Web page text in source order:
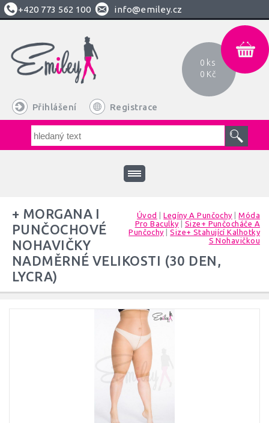
+420 773 562 100 info@emiley.cz
Přihlášení Registrace
0 ks
0 Kč
Úvod |Legíny A Punčochy |Móda
Pro Baculky
Size+ Punčocháče A
Punčochy |Size+ Stahující Kalhotky
S Nohavičkou
+ MORGANA I
PUNČOCHOVÉ
NOHAVIČKY
NADMĚRNÉ VELIKOSTI (30 DEN,
LYCRA)